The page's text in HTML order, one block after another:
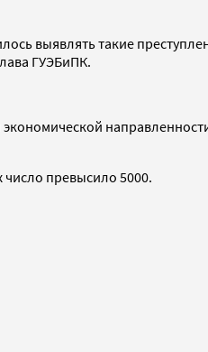
выявлять такие
ГУЭБиПК.
число превысило 5000.